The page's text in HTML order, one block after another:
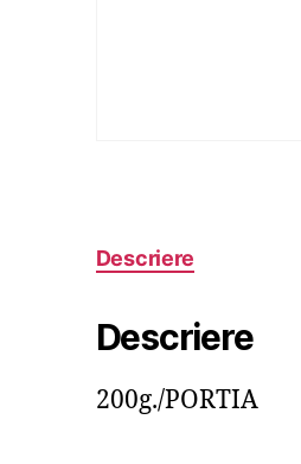
Descriere
Descriere
200g./PORTIA